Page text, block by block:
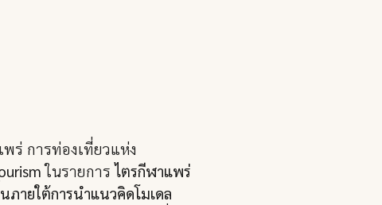
ร่ การท่องเที่ยวแห่ง
ในรายการไตรกีฬาแพร่
ภายใต้การนำแนวคิดโมเดล